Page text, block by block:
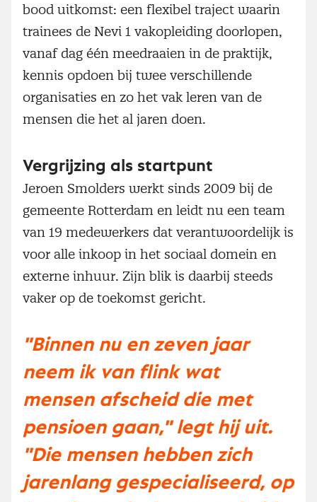
bood uitkomst: een flexibel traject waarin
trainees de Nevi 1 vakopleiding doorlopen,
vanaf dag één meedraaien in de praktijk,
kennis opdoen bij twee verschillende
organisaties en zo het vak leren van de
mensen die het al jaren doen.
Vergrijzing als startpunt
Jeroen Smolders werkt sinds 2009 bij de
gemeente Rotterdam en leidt nu een team
van 19 medewerkers dat verantwoordelijk is
voor alle inkoop in het sociaal domein en
externe inhuur. Zijn blik is daarbij steeds
vaker op de toekomst gericht.
"Binnen nu en zeven jaar
neem ik van flink wat
mensen afscheid die met
pensioen gaan," legt hij uit.
"Die mensen hebben zich
jarenlang gespecialiseerd, op